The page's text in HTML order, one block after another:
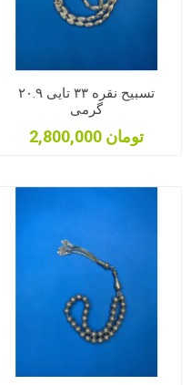
تسبیح نقره ۳۳ تایی ۲۰.۹
گرمی
2,800,000 تومان